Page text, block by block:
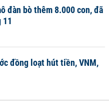
đàn bò thêm 8.000 con, đã
11
đồng loạt hút tiền, VNM,